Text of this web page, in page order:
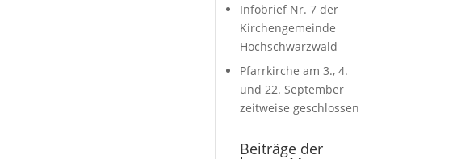
Infobrief Nr. 7 der
Kirchengemeinde
Hochschwarzwald
Pfarrkirche am 3., 4.
und 22. September
zeitweise geschlossen
Beiträge der